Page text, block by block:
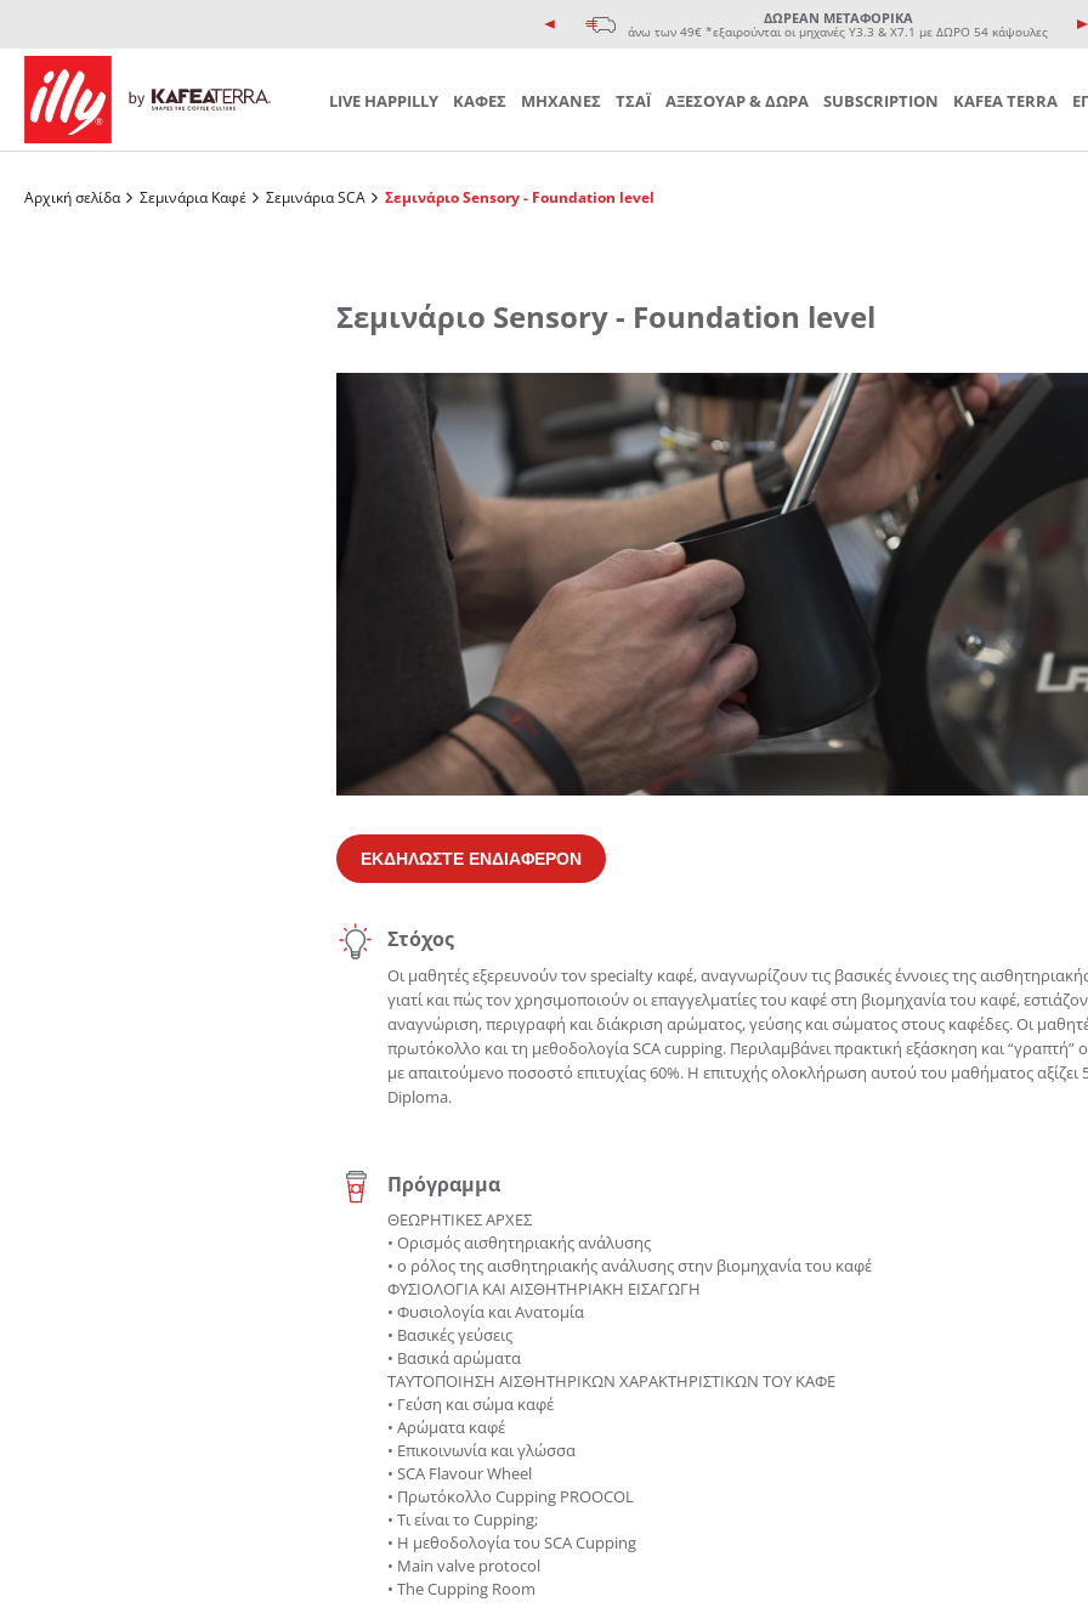
ΔΩΡΕΑΝ ΜΕΤΑΦΟΡΙΚΑ
άνω των 49€ *εξαιρούνται οι μηχανές Υ3.3 & Χ7.1 με ΔΩΡΟ 54 κάψουλες
LIVE HAPPILLY ΚΑΦΕΣ ΜΗΧΑΝΕΣ ΤΣΑΪ ΑΞΕΣΟΥΑΡ & ΔΩΡΑ
Αξεσουάρ Τσαγιού
SUBSCRIPTION KAFEA TERRA
Αρχική σελίδα Σεμινάρια Καφέ Σεμινάρια SCA Σεμινάριο Sensory - Foundation level
Σεμινάριο Sensory - Foundation level
ΕΚΔΗΛΩΣΤΕ ΕΝΔΙΑΦΕΡΟΝ
Στόχος
Οι μαθητές εξερευνούν τον specialty καφέ, αναγνωρίζουν τις βασικές έννοιες της
γιατί και πώς τον χρησιμοποιούν οι επαγγελματίες του καφέ στη βιομηχανία του καφέ,
αναγνώριση, περιγραφή και διάκριση αρώματος, γεύσης και σώματος στους καφέδες. Οι
πρωτόκολλο και τη μεθοδολογία SCA cupping. Περιλαμβάνει πρακτική εξάσκηση και “γραπτή”
με απαιτούμενο ποσοστό επιτυχίας 60%. Η επιτυχής ολοκλήρωση αυτού του μαθήματος αξίζει
Diploma.
Πρόγραμμα
ΘΕΩΡΗΤΙΚΕΣ ΑΡΧΕΣ
• Ορισμός αισθητηριακής ανάλυσης
• ο ρόλος τηςαισθητηριακής ανάλυσης στην βιομηχανία του καφέ
ΦΥΣΙΟΛΟΓΙΑ ΚΑΙ ΑΙΣΘΗΤΗΡΙΑΚΗ ΕΙΣΑΓΩΓΗ
• Φυσιολογία και Ανατομία
• Βασικές γεύσεις
• Βασικά αρώματα
ΤΑΥΤΟΠΟΙΗΣΗ ΑΙΣΘΗΤΗΡΙΚΩΝ ΧΑΡΑΚΤΗΡΙΣΤΙΚΩΝ ΤΟΥ ΚΑΦΕ
• Γεύση και σώμα καφέ
• Αρώματα καφέ
• Επικοινωνία και γλώσσα
• SCA Flavour Wheel
• Πρωτόκολλο Cupping PROOCOL
• Τι είναι το Cupping;
• Η μεθοδολογία του SCA Cupping
• Main valve protocol
• The Cupping Room
Δημιουργήστε λογαριασμό για να αποθηκεύσετε τα Αγαπημένα